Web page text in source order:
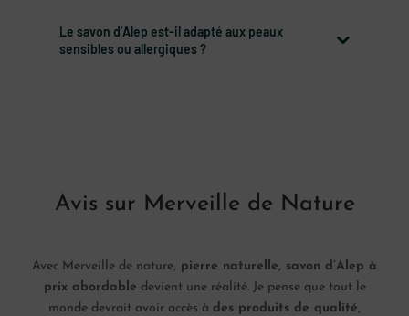
Le savon d’Alep est-il adapté aux peaux
sensibles ou allergiques ?
Avis sur Merveille de Nature
Avec Merveille de nature, pierre naturelle, savon d’Alep à
prix abordable devient une réalité. Je pense que tout le
monde devrait avoir accès à des produits de qualité,